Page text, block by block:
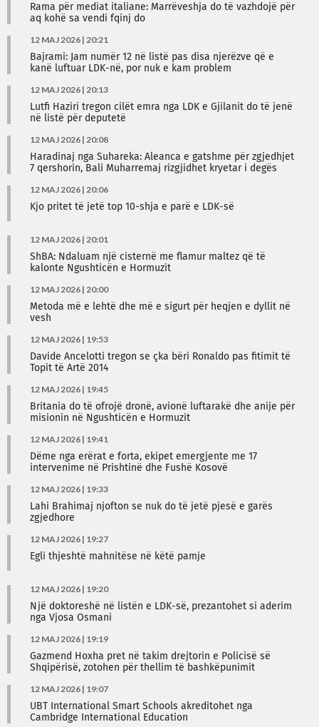
Rama për mediat italiane: Marrëveshja do të vazhdojë për
aq kohë sa vendi fqinj do
12 MAJ 2026 | 20:21
Bajrami: Jam numër 12 në listë pas disa njerëzve që e
kanë luftuar LDK-në, por nuk e kam problem
12 MAJ 2026 | 20:13
Lutfi Haziri tregon cilët emra nga LDK e Gjilanit do të jenë
në listë për deputetë
12 MAJ 2026 | 20:08
Haradinaj nga Suhareka: Aleanca e gatshme për zgjedhjet
7 qershorin, Bali Muharremaj rizgjidhet kryetar i degës
12 MAJ 2026 | 20:06
Kjo pritet të jetë top 10-shja e parë e LDK-së
12 MAJ 2026 | 20:01
ShBA: Ndaluam një cisternë me flamur maltez që të
kalonte Ngushticën e Hormuzit
12 MAJ 2026 | 20:00
Metoda më e lehtë dhe më e sigurt për heqjen e dyllit në
vesh
12 MAJ 2026 | 19:53
Davide Ancelotti tregon se çka bëri Ronaldo pas fitimit të
Topit të Artë 2014
12 MAJ 2026 | 19:45
Britania do të ofrojë dronë, avionë luftarakë dhe anije për
misionin në Ngushticën e Hormuzit
12 MAJ 2026 | 19:41
Dëme nga erërat e forta, ekipet emergjente me 17
intervenime në Prishtinë dhe Fushë Kosovë
12 MAJ 2026 | 19:33
Lahi Brahimaj njofton se nuk do të jetë pjesë e garës
zgjedhore
12 MAJ 2026 | 19:27
Egli thjeshtë mahnitëse në këtë pamje
12 MAJ 2026 | 19:20
Një doktoreshë në listën e LDK-së, prezantohet si aderim
nga Vjosa Osmani
12 MAJ 2026 | 19:19
Gazmend Hoxha pret në takim drejtorin e Policisë së
Shqipërisë, zotohen për thellim të bashkëpunimit
12 MAJ 2026 | 19:07
UBT International Smart Schools akreditohet nga
Cambridge International Education